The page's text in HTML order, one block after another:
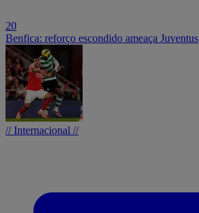
20
Benfica: reforço escondido ameaça Juventus
// Internacional //